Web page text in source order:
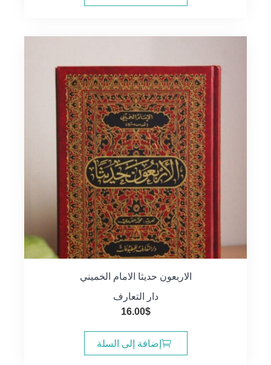
14.00$.
12.00$.
الاربعون حديثا الامام الخميني
دار التعارف
16.00$
إضافة إلى السلة